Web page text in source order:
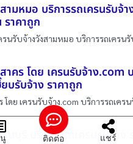
ามหมอ บริการรถเครนรับจ้า
ราคาถูก
รนรับจ้างวังสามหมอ บริการรถเครนรั
าคร โดย เครนรับจ้าง.com
บรับจ้าง ราคาถูก
โดย เครนรับจ้าง.com บริการรถเคร
นบุรี บริการ รถเครนรับจ้าง
ติดต่อ แชร์